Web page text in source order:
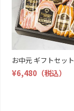
お中元 ギフトセッ
¥6,480 （税込）